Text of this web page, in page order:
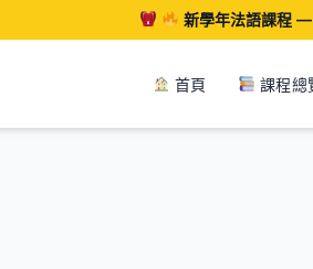
新學年法語課程 —
首頁 課程總